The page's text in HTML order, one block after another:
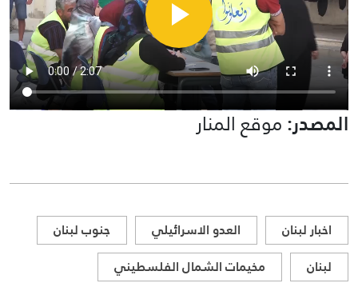
المصدر:موقع المنار
اخبار لبنان العدو الاسرائيلي
جنوب لبنان
لبنان
مخيمات الشمال الفلسطيني